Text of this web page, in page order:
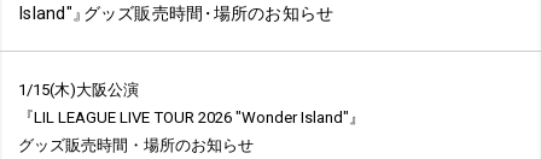
Island"』グッズ販売時間・場所のお知らせ
1/15(木)大阪公演
『LIL LEAGUE LIVE TOUR 2026 "Wonder Island"』
グッズ販売時間・場所のお知らせ